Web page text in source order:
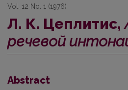
Vol. 12 No. 1 (1976)
Л. К. Цеплитис,
речевой
Abstract